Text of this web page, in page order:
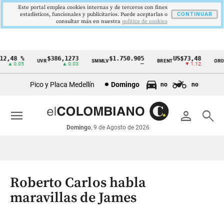
Cintillo
económicos
Colombia
%
▲ 0.05
UVR$386,1273
▲ 0.03
SMMLV$1.750.905 BRENTUS$73,48
▼ 1.12
ORO
Pico y Placa Medellín Domingo no no
person search
Domingo, 9 de Agosto de 2026
menu
Roberto Carlos habla
maravillas de James
Este portal emplea cookies internas y de terceros con fines
estadísticos, funcionales y publicitarios. Puede aceptarlas o
consultar más en nuestra politica de cookies
CONTINUAR